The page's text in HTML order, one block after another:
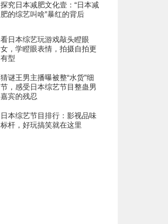
探究日本减肥文化壹：“日本减
肥的综艺叫啥”暴红的背后
看日本综艺玩游戏敲头瞪眼
女，学瞪眼表情，拍摄自拍更
有型
猜谜王男主播曝被整“水货”细
节，感受日本综艺节目整蛊男
嘉宾的残忍
日本综艺节目排行：影视品味
标杆，好玩搞笑就在这里